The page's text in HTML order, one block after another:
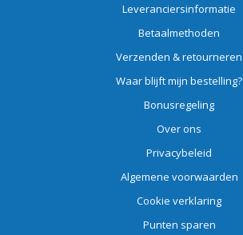
Leveranciersinformatie
Betaalmethoden
Verzenden & retourneren
Waar blijft mijn bestelling?
Bonusregeling
Over ons
Privacybeleid
Algemene voorwaarden
Cookie verklaring
Punten sparen